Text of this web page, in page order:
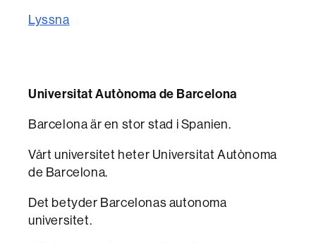
Lyssna
Universitat Autònoma de Barcelona
Barcelona är en stor stad i Spanien.
Vårt universitet heter Universitat Autònoma
de Barcelona.
Det betyder Barcelonas autonoma
universitet.